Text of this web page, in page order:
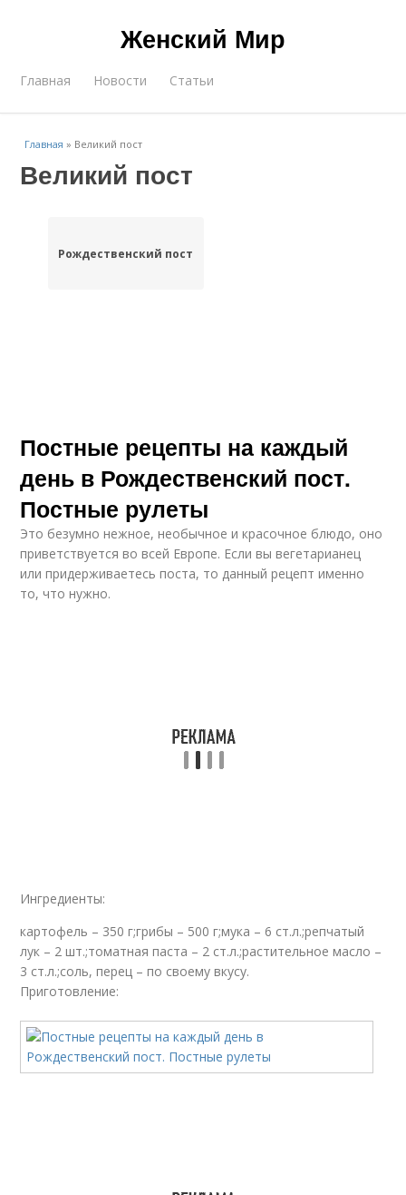
Женский Мир
Главная Новости Статьи
Главная » Великий пост
Великий пост
Рождественский пост
Постные рецепты на каждый
день в Рождественский пост.
Постные рулеты
Это безумно нежное, необычное и красочное блюдо, оно
приветствуется во всей Европе. Если вы вегетарианец
или придерживаетесь поста, то данный рецепт именно
то, что нужно.
Ингредиенты:
картофель – 350 г;грибы – 500 г;мука – 6 ст.л.;репчатый
лук – 2 шт.;томатная паста – 2 ст.л.;растительное масло –
3 ст.л.;соль, перец – по своему вкусу.
Приготовление: